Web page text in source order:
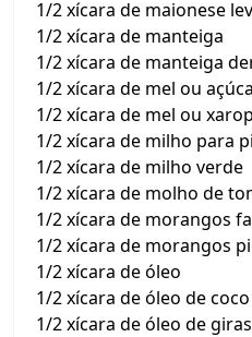
1/2 xícara de maionese
1/2 xícara de manteiga
1/2 xícara de manteiga
1/2 xícara de mel ou
1/2 xícara de mel ou
1/2 xícara de milho para
1/2 xícara de milho verde
1/2 xícara de molho de
1/2 xícara de morangos
1/2 xícara de morangos
1/2 xícara de óleo
1/2 xícara de óleo de coco
1/2 xícara de óleo de